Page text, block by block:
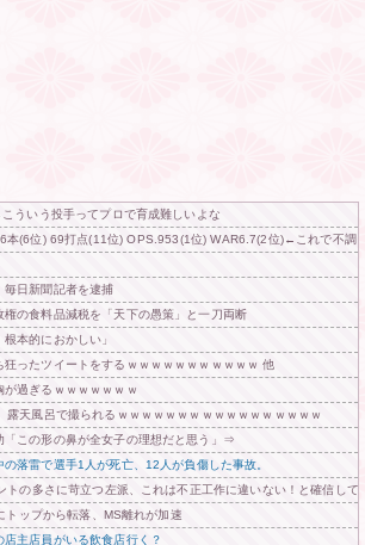
ういう投手ってプロで育成難しいよな
本(6位) 69打点(11位) OPS.953(1位) WAR6.7(2位)←これで不調
毎日新聞記者を逮捕
の食料品減税を「天下の愚策」と一刀両断
本的におかしい」
狂ったツイートをするｗｗｗｗｗｗｗｗｗｗｗ 他
が過ぎるｗｗｗｗｗｗｗ
露天風呂で撮られるｗｗｗｗｗｗｗｗｗｗｗｗｗｗｗｗｗ
「この形の鼻が全女子の理想だと思う」⇒
の落雷で選手1人が死亡、12人が負傷した事故。
トの多さに苛立つ左派、これは不正工作に違いない！と確信し
トップから転落、MS離れが加速
主店員がいる飲食店行く？